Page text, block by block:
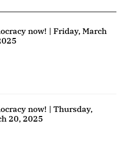
now! | Friday, March
now! | Thursday,
20, 2025